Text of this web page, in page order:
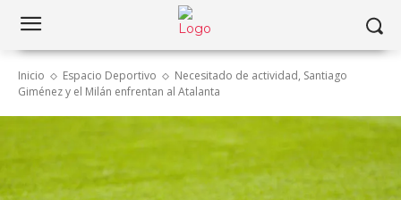
Inicio Espacio Deportivo
Necesitado de actividad, Santiago
Giménez y el Milán enfrentan al Atalanta